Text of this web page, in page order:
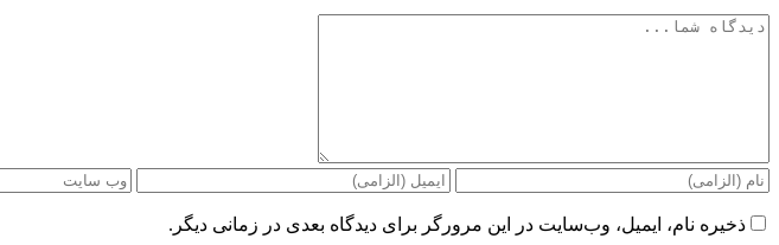
دیدگاه
ذخیره نام، ایمیل، وب‌سایت در این مرورگر برای دیدگاه بعدی در زمانی دیگر.